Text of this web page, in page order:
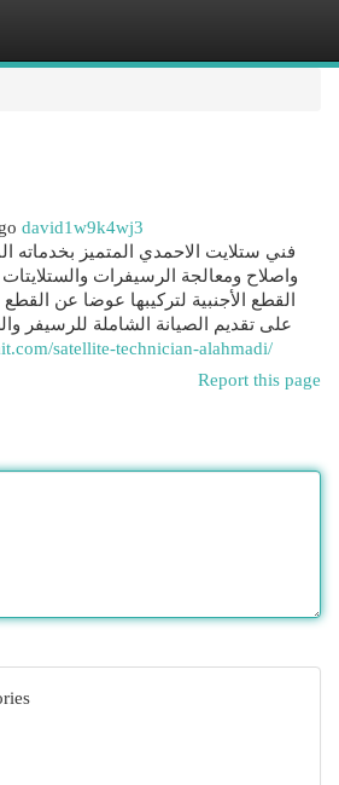
david1w9k4wj3
فني ستلايت الاحمدي المتميز بخدماته
واصلاح ومعالجة الرسيفرات
القطع الأجنبية لتركيبها عوضا عن
على تقديم الصيانة الشاملة للرسيفر
satellite-technician-alahmadi/
Report this page